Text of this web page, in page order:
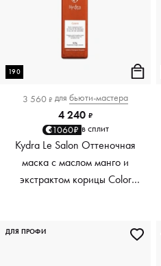
190
3 560 ₽ для бьюти-мастера
4 240 ₽
1060₽ в сплит
Kydra Le Salon Оттеночная
маска с маслом манго и
экстрактом корицы Color
ДЛЯ ПРОФИ